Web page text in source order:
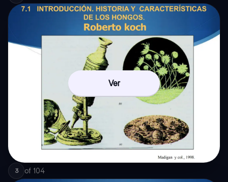
Ver
3 of 104